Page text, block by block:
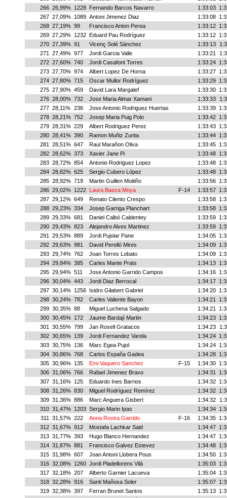
266 26,99% 1228 Fernando Barcos Navarro 1:33:03
267 27,09% 1089 Antoni Jimenez Diaz 1:33:08
268 27,19% 99 Francisco Anton Perea 1:33:12
269 27,29% 1232 Eduard Pau Rodríguez 1:33:12
270 27,39% 91 Vicenç Solé Sánchez 1:33:13
271
27,49% 977 Jordi Garcia Valle 1:33:21
272 27,60% 740 Jordi Casafont Torres 1:33:24
273 27,70% 974 Albert Lopez De Horna 1:33:27
274 27,80% 715 Oscar Mullor Rodríguez 1:33:29
275 27,90% 459 David Lara Margalef 1:33:30
276 28,00% 732 Jose Maria Almar Xamani 1:33:33
277 28,11% 236 Jose Antonio Rodriguez Huertas 1:33:39
278 28,21% 752 Josep Maria Puig Polo 1:33:42
279 28,31% 229 Albert Rodriguez Perez 1:33:43
280 28,41% 390 Ramon Muñiz Zurita 1:33:44
281
28,51% 647 Raul Marañon Oliva 1:33:45
282 28,62% 373 Xavier Jane Pi 1:33:48
283 28,72% 854 Antonio Rodriguez Lopez 1:33:48
284 28,82% 625 Sergio Cubero López 1:33:48
285 28,92% 719 Martin Guillen Moitiño 1:33:56
286 29,02% 1222 Laura Baeza Moya F-14 1:33:57
287 29,12% 649 Renato Cilento Crespo 1:33:58
288 29,23% 334 Josep Garriga Planchart 1:33:58
289 29,33% 681 Daniel Calbó Caldentey 1:33:59
290 29,43% 823 Alejandro Alves Martinez 1:33:59
291
29,53% 889 Jordi Pujolar Pane 1:34:05
292 29,63% 981 David Perelló Mires 1:34:09
293 29,74% 762 Joan Torres Lobato 1:34:09
294 29,84% 385 Carles Mante Prats 1:34:13
295 29,94% 511 Jose Antonio Garrido Campos 1:34:16
296 30,04% 443 Jordi Diaz Berrocal 1:34:17
297 30,14% 1256 Isidro Gilabert Gabriel 1:34:20
298 30,24% 782 Carles Valiente Bayon 1:34:21
299 30,35% 88 Miguel Luchena Salgado 1:34:21
300 30,45% 172 Jaume Bardají Martin 1:34:23
301
30,55% 799 Jan Rosell Gratacos 1:34:23
302 30,65% 139 Jordi Fernandez Varela 1:34:24
303 30,75% 136 Marc Egea Pujol 1:34:24
304 30,86% 768 Carlos España Gadea 1:34:28
305 30,96% 135 Emi Vaquero Sanchez F-15 1:34:30
306 31,06% 766 Rafael Jimenez Bravo 1:34:31
307 31,16% 125 Eduardo Ines Barrios 1:34:32
308 31,26% 830 Miguel Rodríguez Remírez 1:34:32
309 31,36% 886 Marc Anguera Gisbert 1:34:32
310 31,47% 1203 Sergio Marin Ipas 1:34:34
311
31,57% 222 Anna Rovira Garrido F-16 1:34:35
312 31,67% 912 Mostafa Lachkar Said 1:34:47
313 31,77% 393 Hugo Blanco Hernandez 1:34:47
314 31,87% 881 Francisco Galvez Estevez 1:34:48
315 31,98% 607 Joan Antoni Llobera Pous 1:34:50
316 32,08% 1260 Jordi Pladellorens Vilà 1:35:03
317 32,18% 207 Alberto Garnier Lacueva 1:35:04
318 32,28% 916 Santi Mañosa Soler 1:35:07
319 32,38% 397 Ferran Brunet Santos 1:35:13